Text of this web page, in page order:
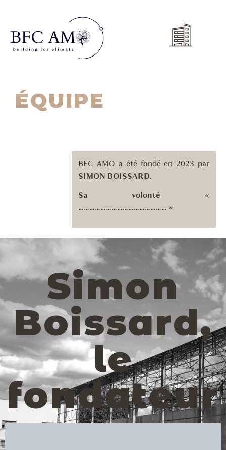
ÉQUIPE
BFC AMO a été fondé en 2023 par
SIMON BOISSARD.
Sa volonté «
………………………………………… »
Simon
Boissard,
le
fondateur